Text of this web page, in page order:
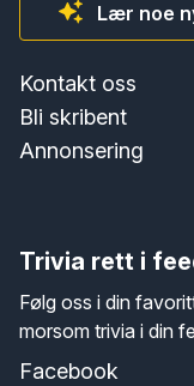
Lær noe
Kontakt oss
Bli skribent
Annonsering
Trivia rett i
Følg oss i din
morsom trivia i din
Facebook